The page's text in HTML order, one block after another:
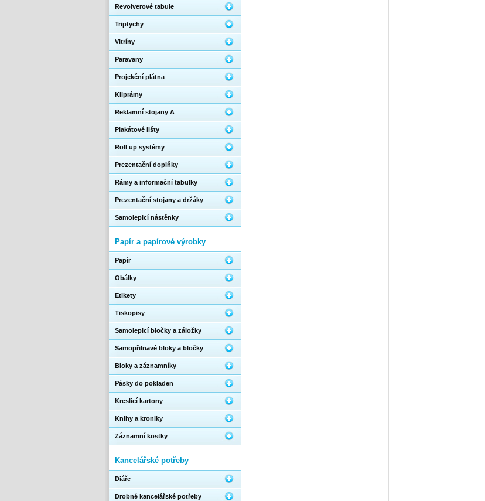
Revolverové tabule
Triptychy
Vitríny
Paravany
Projekční plátna
Kliprámy
Reklamní stojany A
Plakátové lišty
Roll up systémy
Prezentační doplňky
Rámy a informační tabulky
Prezentační stojany a držáky
Samolepicí nástěnky
Papír a papírové výrobky
Papír
Obálky
Etikety
Tiskopisy
Samolepicí bločky a záložky
Samopřilnavé bloky a bločky
Bloky a záznamníky
Pásky do pokladen
Kreslicí kartony
Knihy a kroniky
Záznamní kostky
Kancelářské potřeby
Diáře
Drobné kancelářské potřeby